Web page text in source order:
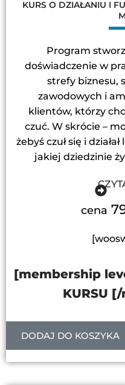
KURS O DZIAŁANIU I
Program
doświadczenie w
strefy biznesu,
zawodowych i
klientów, którzy
czuć. W skrócie –
żebyś czuł się i
jakiej dziedzinie
cena
[membership
KURSU
DODAJ DO KOSZYKA